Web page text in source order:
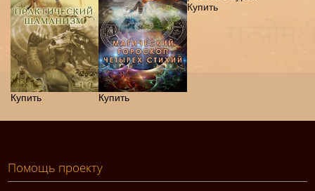
Купить Купить
Купить
Помощь проекту